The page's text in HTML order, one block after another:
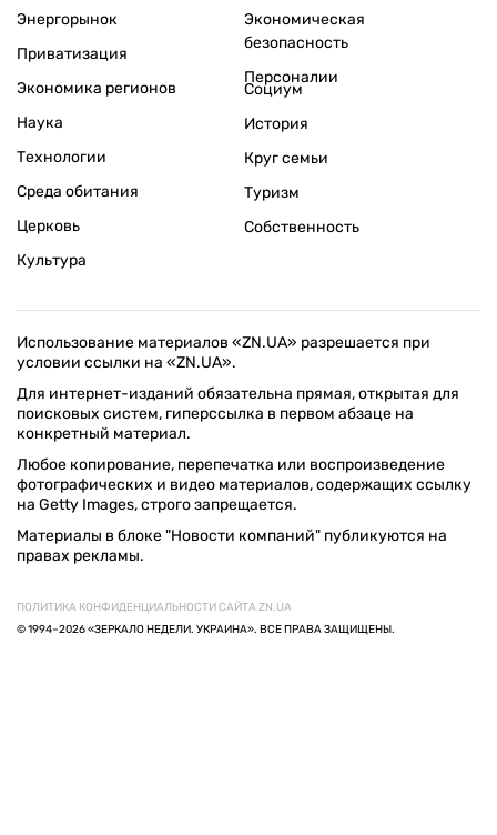
Энергорынок
Приватизация
Экономика регионов
Экономическая
безопасность
Персоналии
Наука
Технологии
Среда обитания
Церковь
Культура
Социум
История
Круг семьи
Туризм
Собственность
Использование материалов «ZN.UA» разрешается при
условии ссылки на «ZN.UA».
Для интернет-изданий обязательна прямая, открытая для
поисковых систем, гиперссылка в первом абзаце на
конкретный материал.
Любое копирование, перепечатка или воспроизведение
фотографических и видео материалов, содержащих ссылку
на Getty Images, строго запрещается.
Материалы в блоке "Новости компаний" публикуются на
правах рекламы.
ПОЛИТИКА КОНФИДЕНЦИАЛЬНОСТИ САЙТА ZN.UA
© 1994–2026 «ЗЕРКАЛО НЕДЕЛИ. УКРАИНА». ВСЕ ПРАВА ЗАЩИЩЕНЫ.